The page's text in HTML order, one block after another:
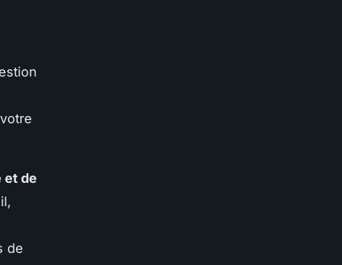
et de
de